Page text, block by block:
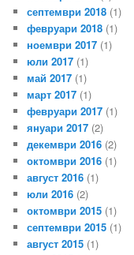
септември 2018 (1)
февруари 2018 (1)
ноември 2017 (1)
юли 2017 (1)
май 2017 (1)
март 2017 (1)
февруари 2017 (1)
януари 2017 (2)
декември 2016 (2)
октомври 2016 (1)
август 2016 (1)
юли 2016 (2)
октомври 2015 (1)
септември 2015 (1)
август 2015 (1)